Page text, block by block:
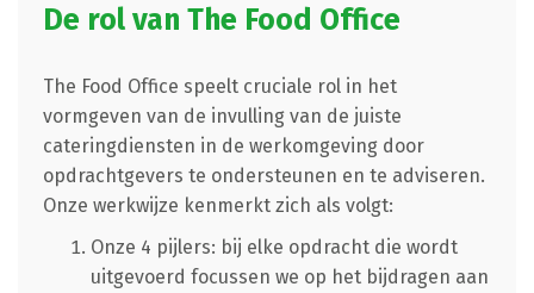
De rol van The Food Office
The Food Office speelt cruciale rol in het
vormgeven van de invulling van de juiste
cateringdiensten in de werkomgeving door
opdrachtgevers te ondersteunen en te adviseren.
Onze werkwijze kenmerkt zich als volgt:
Onze 4 pijlers: bij elke opdracht die wordt
uitgevoerd focussen we op het bijdragen aan